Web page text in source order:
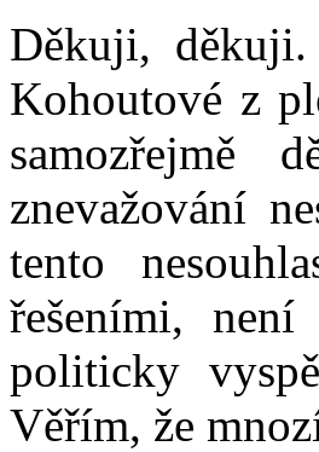
Děkuji, děkuji.
Kohoutové z
znevažování
tento
řešeními,
politicky
Věřím, že